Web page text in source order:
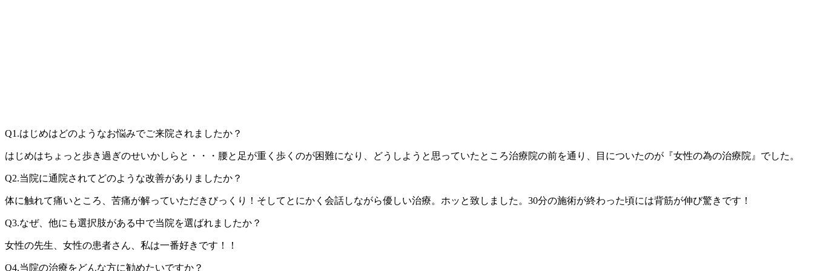
Q1.はじめはどのようなお悩みでご来院されましたか？
はじめはちょっと歩き過ぎのせいかしらと・・・腰と足が重く歩くのが困難になり、どうしようと思っていたところ治療院の前を通り、目についたのが『女性の為の治療院』でした。
Q2.当院に通院されてどのような改善がありましたか？
体に触れて痛いところ、苦痛が解っていただきびっくり！そしてとにかく会話しながら優しい治療。ホッと致しました。30分の施術が終わった頃には背筋が伸び驚きです！
Q3.なぜ、他にも選択肢がある中で当院を選ばれましたか？
女性の先生、女性の患者さん、私は一番好きです！！
Q4.当院の治療をどんな方に勧めたいですか？